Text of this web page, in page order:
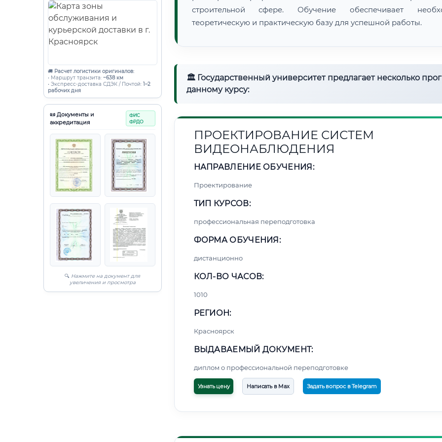
🚚 Расчет логистики оригиналов:
• Маршрут транзита: ~638 км
• Экспресс-доставка СДЭК / Почтой: 1–2
рабочих дня
📜 Документы и
аккредитация
ФИС
ФРДО
🔍 Нажмите на документ для
увеличения и просмотра
строительной сфере. Обучение обеспечивает
теоретическую и практическую базу для успешной работы.
🏛 Государственный университет предлагает несколько
данному курсу:
ПРОЕКТИРОВАНИЕ СИСТЕМ
ВИДЕОНАБЛЮДЕНИЯ
НАПРАВЛЕНИЕ ОБУЧЕНИЯ:
Проектирование
ТИП КУРСОВ:
профессиональная переподготовка
ФОРМА ОБУЧЕНИЯ:
дистанционно
КОЛ-ВО ЧАСОВ:
1010
РЕГИОН:
Красноярск
ВЫДАВАЕМЫЙ ДОКУМЕНТ:
диплом о профессиональной переподготовке
Узнать цену Написать в Max Задать вопрос в Telegram